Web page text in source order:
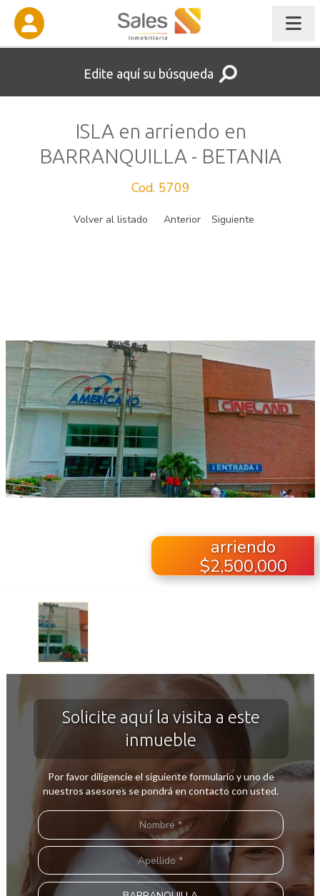
Edite aquí su búsqueda
ISLA en arriendo en
BARRANQUILLA - BETANIA
Cod. 5709
Volver al listado Anterior Siguiente
arriendo
$2,500,000
Solicite aquí la visita a este
inmueble
Por favor diligencie el siguiente formulario y uno de
nuestros asesores se pondrá en contacto con usted.